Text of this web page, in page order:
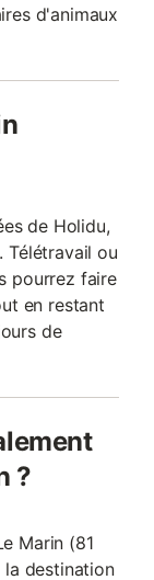
d'animaux
de Holidu,
Télétravail ou
pourrez faire
en restant
de
?
Marin (81
la destination